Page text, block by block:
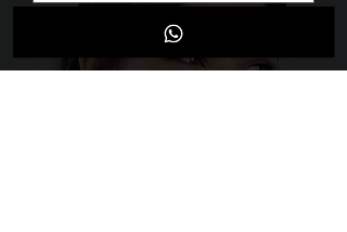
שליחה